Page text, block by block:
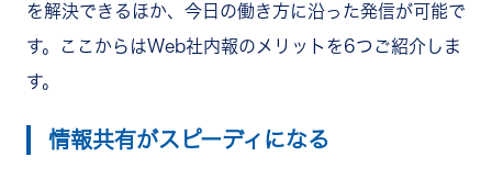
を解決できるほか、今日の働き方に沿った発信が可能で
す。ここからはWeb社内報のメリットを6つご紹介しま
す。
情報共有がスピーディになる